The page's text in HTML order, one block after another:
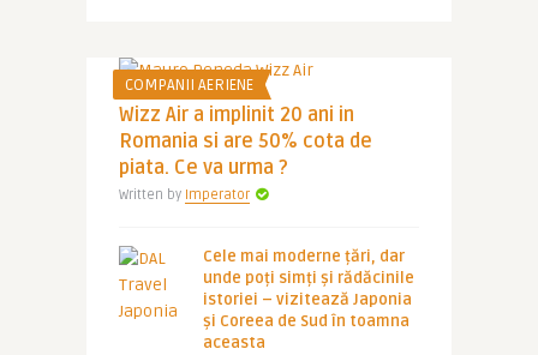
COMPANII AERIENE
Wizz Air a implinit 20 ani in
Romania si are 50% cota de
piata. Ce va urma ?
Written by Imperator
Cele mai moderne țări, dar
unde poți simți și rădăcinile
istoriei – vizitează Japonia
și Coreea de Sud în toamna
aceasta